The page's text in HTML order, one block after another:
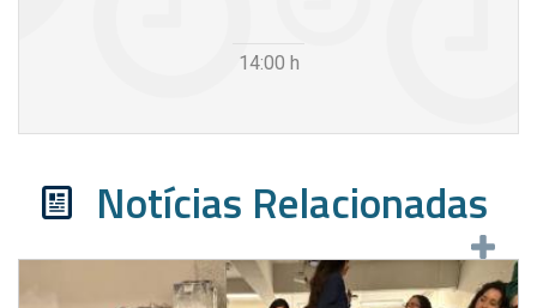
14:00 h
Notícias Relacionadas